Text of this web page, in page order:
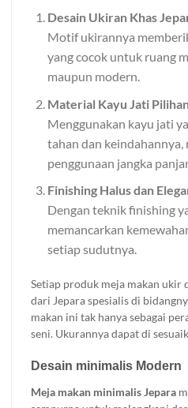
yang anda dapatkan jika
Desain Ukiran Khas
Motif ukirannya
yang cocok untuk ruang
maupun modern.
Material Kayu Jati
Menggunakan kayu jati
tahan dan
penggunaan jangka
Finishing Halus dan
Dengan teknik finishing
memancarkan
setiap sudutnya.
Setiap produk meja makan ukir
dari Jepara spesialis di
makan ini tak hanya sebagai
seni. Ukurannya dapat di
pilihan warna finishing yang
ruang makan yang lebih hangat
Desain minimalis Modern
Meja makan minimalis Jepara